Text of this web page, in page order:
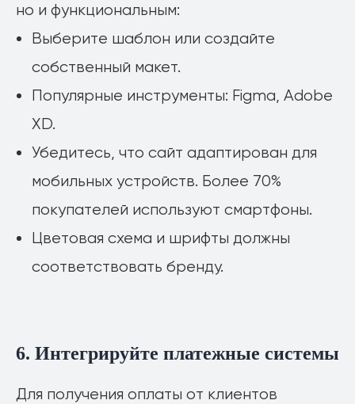
но и функциональным:
Выберите шаблон или создайте
собственный макет.
Популярные инструменты: Figma, Adobe
XD.
Убедитесь, что сайт адаптирован для
мобильных устройств. Более 70%
покупателей используют смартфоны.
Цветовая схема и шрифты должны
соответствовать бренду.
6. Интегрируйте платежные системы
Для получения оплаты от клиентов